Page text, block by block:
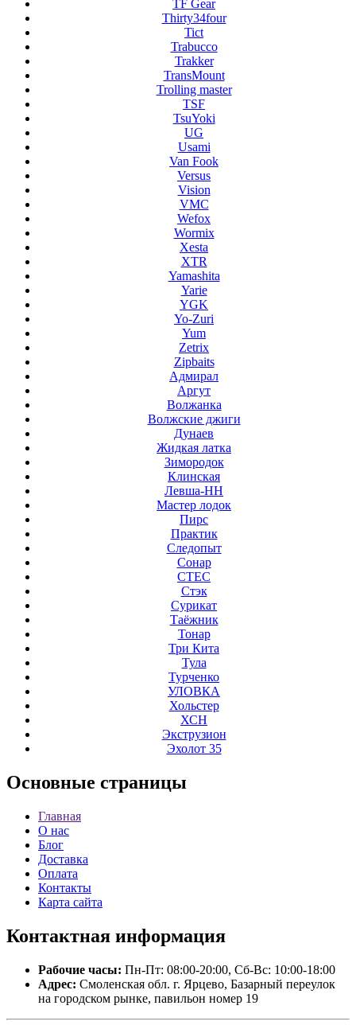
TF Gear
Thirty34four
Tict
Trabucco
Trakker
TransMount
Trolling master
TSF
TsuYoki
UG
Usami
Van Fook
Versus
Vision
VMC
Wefox
Wormix
Xesta
XTR
Yamashita
Yarie
YGK
Yo-Zuri
Yum
Zetrix
Zipbaits
Адмирал
Аргут
Волжанка
Волжские джиги
Дунаев
Жидкая латка
Зимородок
Клинская
Левша-НН
Мастер лодок
Пирс
Практик
Следопыт
Сонар
СТЕС
Стэк
Сурикат
Таёжник
Тонар
Три Кита
Тула
Турченко
УЛОВКА
Хольстер
ХСН
Экструзион
Эхолот 35
Основные страницы
Главная
О нас
Блог
Доставка
Оплата
Контакты
Карта сайта
Контактная информация
Рабочие часы: Пн-Пт: 08:00-20:00, Сб-Вс: 10:00-18:00
Адрес: Смоленская обл. г. Ярцево, Базарный переулок
на городском рынке, павильон номер 19